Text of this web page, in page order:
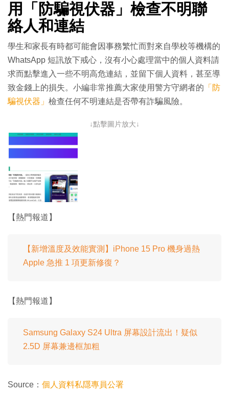
用「防騙視伏器」檢查不明聯
絡人和連結
學生和家長有時都可能會因事務繁忙而對來自學校等機構的
WhatsApp 短訊放下戒心，沒有小心處理當中的個人資料請
求而點擊進入一些不明高危連結，並留下個人資料，甚至導
致金錢上的損失。小編非常推薦大家使用警方守網者的 「防
騙視伏器」 檢查任何不明連結是否帶有詐騙風險。
↓點擊圖片放大↓
【熱門報道】
【新增溫度及效能實測】iPhone 15 Pro 機身過熱
Apple 急推 1 項更新修復？
【熱門報道】
Samsung Galaxy S24 Ultra 屏幕設計流出！疑似
2.5D 屏幕兼邊框加粗
Source： 個人資料私隱專員公署